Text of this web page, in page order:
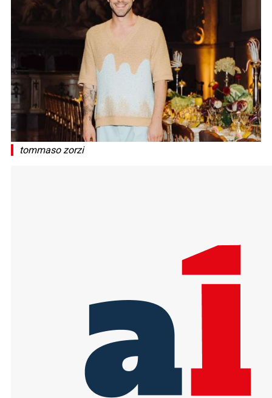
tommaso zorzi